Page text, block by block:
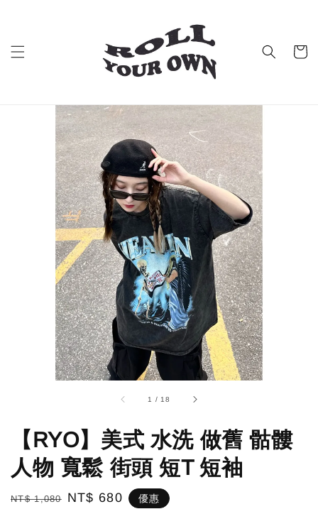
1 /18
【RYO】美式 水洗 做舊 骷髏
人物 寬鬆 街頭 短T 短袖
Regular
NT$ 1,080
Sale
NT$ 680 優惠